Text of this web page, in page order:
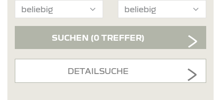
SUCHEN (0 TREFFER)
DETAILSUCHE